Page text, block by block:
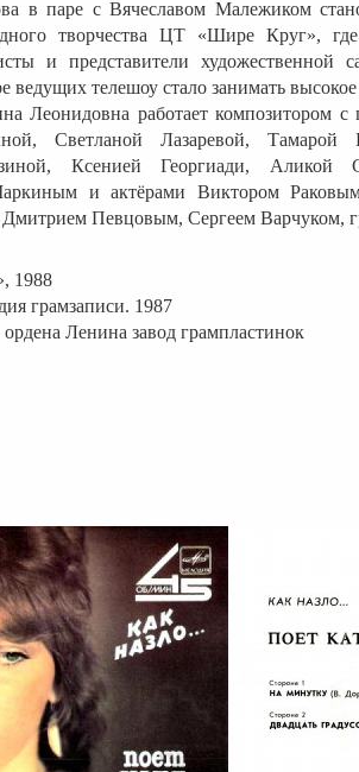
в паре с Вячеславом Малежиком
творчества ЦТ «Шире Круг», где
и представители художественной
ведущих телешоу стало занимать
Леонидовна работает
Светланой Лазаревой, Тамарой
Ксенией Георгиади, Аликой
и актёрами Виктором
Певцовым, Сергеем Варчуком,
1988
грамзаписи. 1987
Ленина завод грампластинок